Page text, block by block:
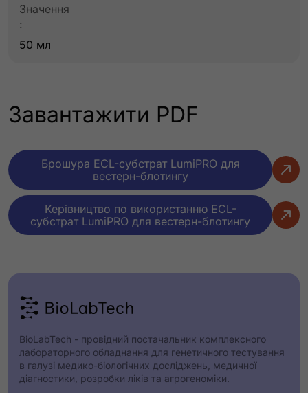
Значення
:
50 мл
Завантажити PDF
Брошура ECL-субстрат LumiPRO для
вестерн-блотингу
Керівництво по використанню ECL-
субстрат LumiPRO для вестерн-блотингу
BioLabTech - провідний постачальник комплексного
лабораторного обладнання для генетичного тестування
в галузі медико-біологічних досліджень, медичної
діагностики, розробки ліків та агрогеноміки.